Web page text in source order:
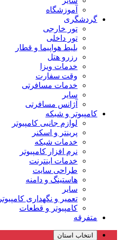
آموزشگاه
گردشگری
تور خارجی
تور داخلی
بلیط هواپیما و قطار
رزرو هتل
خدمات ویزا
وقت سفارت
خدمات مسافرتی
سایر
آژانس مسافرتی
کامپیوتر و شبکه
لوازم جانبی کامپیوتر
پرینتر و اسکنر
خدمات شبکه
نرم افزار کامپیوتر
خدمات اینترنت
طراحی سایت
هاستینگ و دامنه
سایر
تعمیر و نگهداری کامپیوتر
کامپیوتر و قطعات
متفرقه
انتخاب استان